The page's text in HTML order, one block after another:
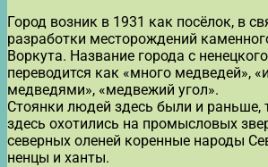
Город возник в 1931 как посёлок, в
разработки месторождений
Воркута. Название города с
переводится как «много медведей»,
медведями», «медвежий угол».
Стоянки людей здесь были и раньше,
здесь охотились на промысловых
северных оленей коренные народы
ненцы и ханты.